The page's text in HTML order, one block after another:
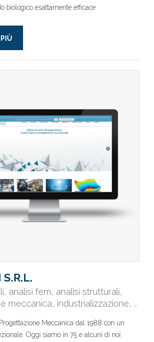
biologico esattamente efficace
analisi fem, analisi strutturali,
meccanica, industrializzazione, ..
Meccanica dal 1988 con un
Oggi siamo in 75 e alcuni di noi